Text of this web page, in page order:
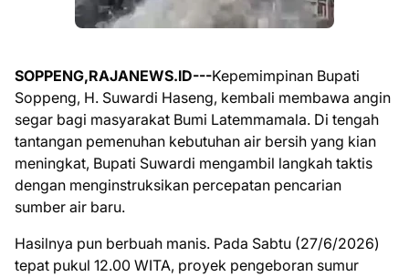
SOPPENG,RAJANEWS.ID---Kepemimpinan Bupati
Soppeng, H. Suwardi Haseng, kembali membawa angin
segar bagi masyarakat Bumi Latemmamala. Di tengah
tantangan pemenuhan kebutuhan air bersih yang kian
meningkat, Bupati Suwardi mengambil langkah taktis
dengan menginstruksikan percepatan pencarian
sumber air baru.
Hasilnya pun berbuah manis. Pada Sabtu (27/6/2026)
tepat pukul 12.00 WITA, proyek pengeboran sumur